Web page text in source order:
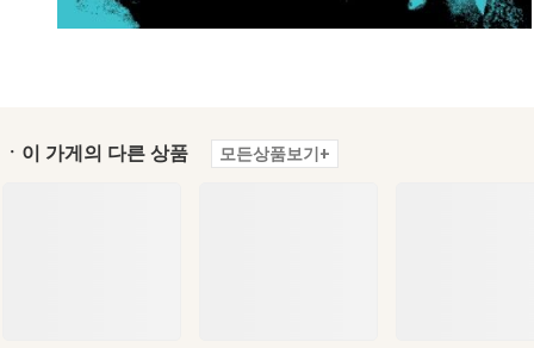
ㆍ이 가게의 다른 상품 모든상품보기+